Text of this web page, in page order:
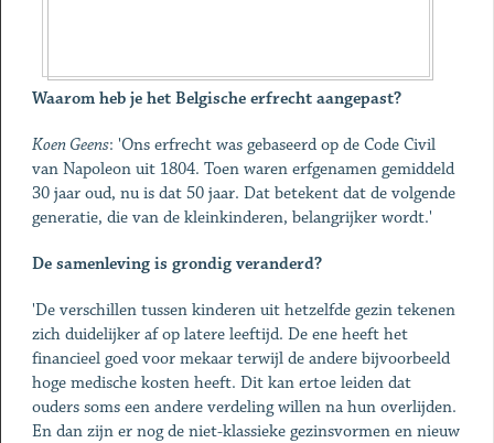
Waarom heb je het Belgische erfrecht aangepast?
Koen Geens: 'Ons erfrecht was gebaseerd op de Code Civil
van Napoleon uit 1804. Toen waren erfgenamen gemiddeld
30 jaar oud, nu is dat 50 jaar. Dat betekent dat de volgende
generatie, die van de kleinkinderen, belangrijker wordt.'
De samenleving is grondig veranderd?
'De verschillen tussen kinderen uit hetzelfde gezin tekenen
zich duidelijker af op latere leeftijd. De ene heeft het
financieel goed voor mekaar terwijl de andere bijvoorbeeld
hoge medische kosten heeft. Dit kan ertoe leiden dat
ouders soms een andere verdeling willen na hun overlijden.
En dan zijn er nog de niet-klassieke gezinsvormen en nieuw